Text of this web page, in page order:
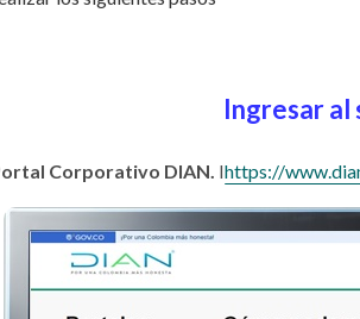
Ingresar al
Corporativo DIAN. Ihttps://